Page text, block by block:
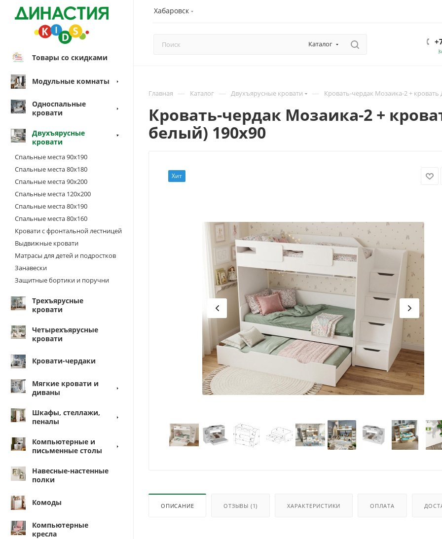
Хабаровск
Каталог
Товары со скидками
Модульные комнаты
Односпальные
кровати
Двухъярусные
кровати
Спальные места 90х190
Спальные места 80х180
Спальные места 90х200
Спальные места 120х200
Спальные места 80х190
Спальные места 80х160
Кровати с фронтальной лестницей
Выдвижные кровати
Матрасы для детей и подростков
Занавески
Защитные бортики и поручни
Трехъярусные
кровати
Четырехъярусные
кровати
Кровати-чердаки
Мягкие кровати и
диваны
Шкафы, стеллажи,
пеналы
Компьютерные и
письменные столы
Навесные-настенные
полки
Комоды
Компьютерные
кресла
Главная — Каталог — Двухъярусные кровати — Кровать-чердак Мозаика-2 +
Кровать-чердак Мозаика-2 +
белый) 190х90
Хит
ОПИСАНИЕ ОТЗЫВЫ (1) ХАРАКТЕРИСТИКИ ОПЛАТА